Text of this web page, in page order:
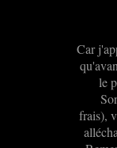
Car
le
frais),